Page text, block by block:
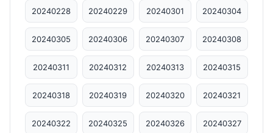
20240228 20240229 20240301 20240304
20240305 20240306 20240307 20240308
20240311 20240312 20240313 20240315
20240318 20240319 20240320 20240321
20240322 20240325 20240326 20240327